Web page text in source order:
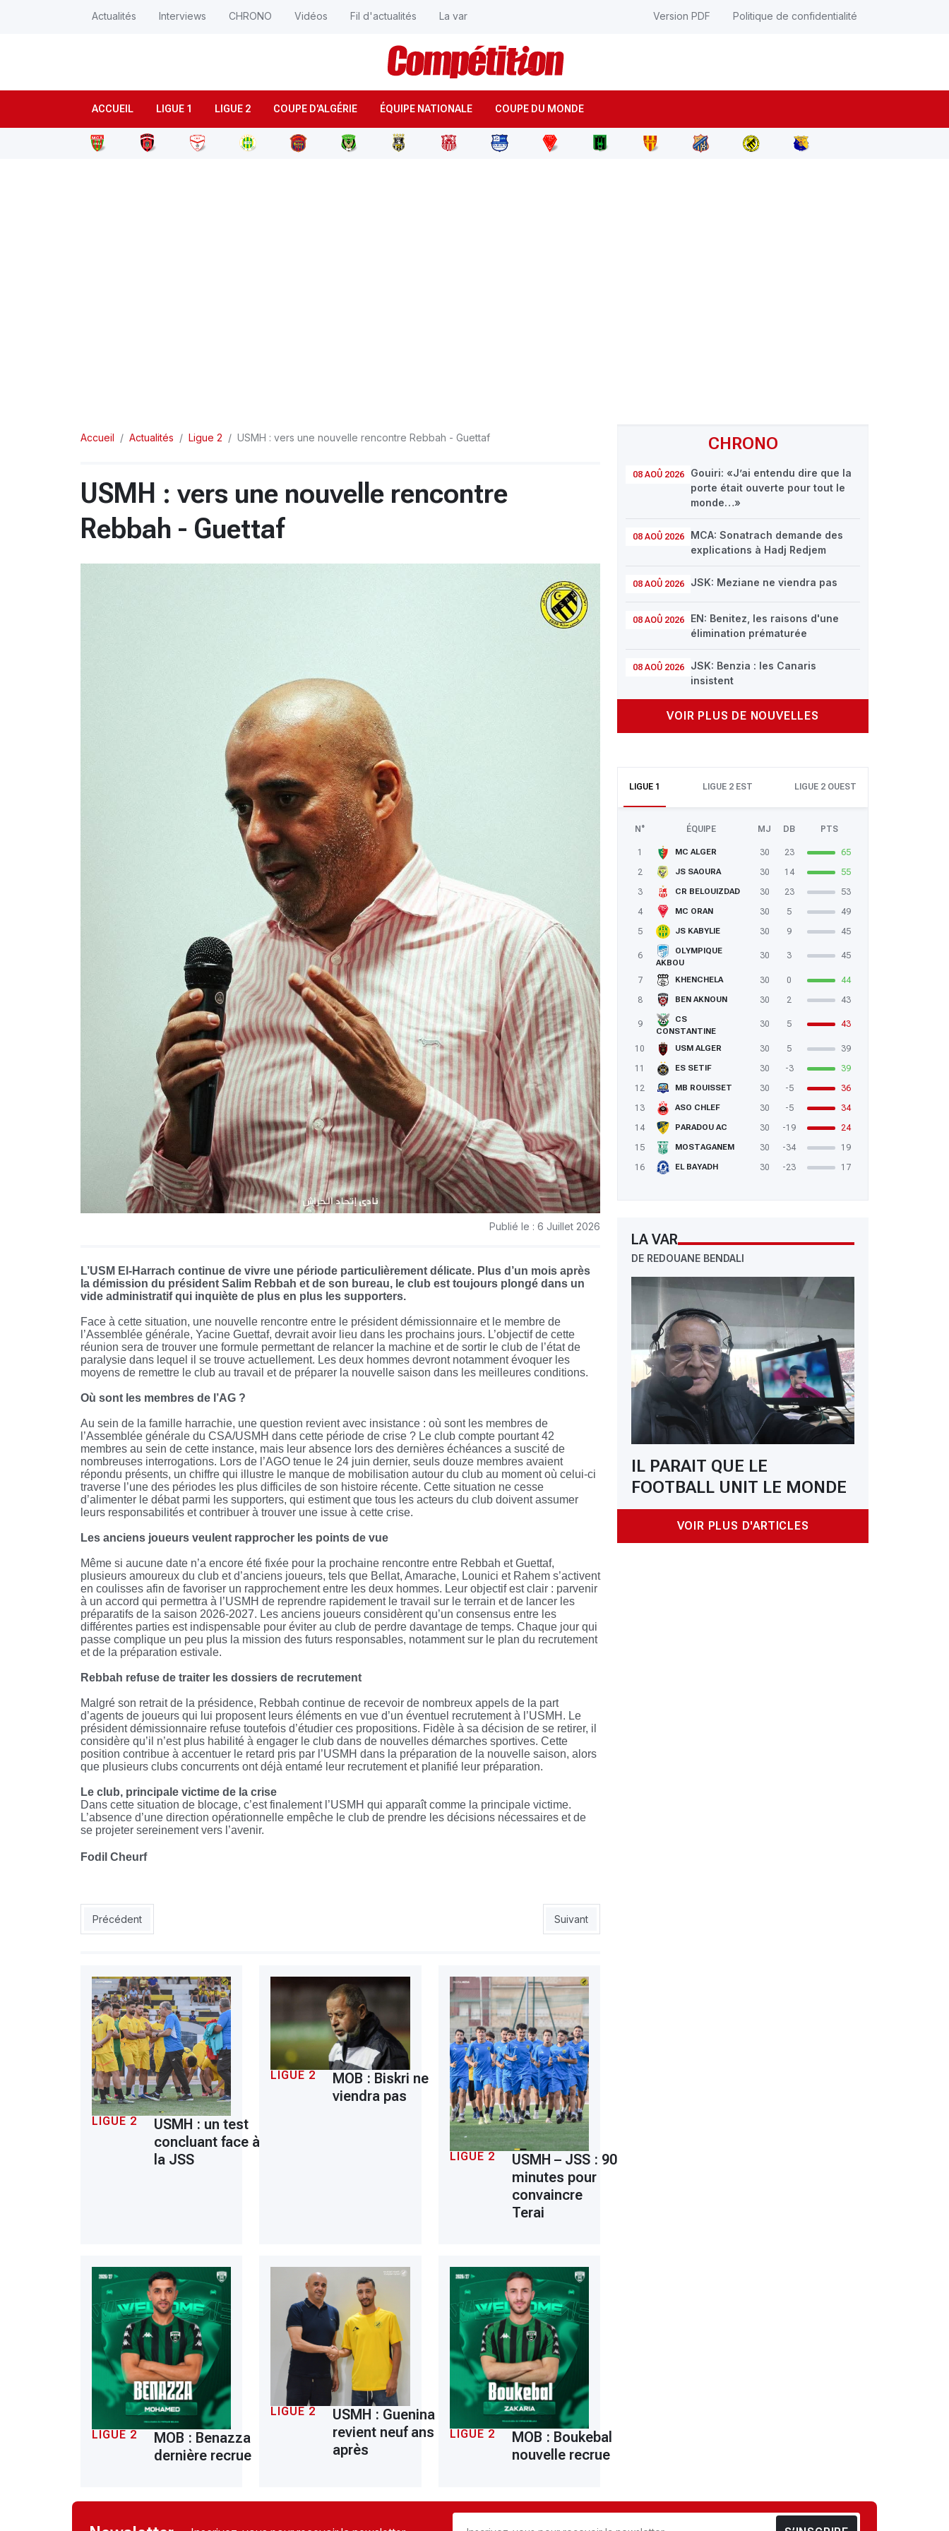
ACCUEIL LIGUE 1 LIGUE 2 COUPE D'ALGÉRIE ÉQUIPE NATIONALE COUPE DU MONDE
Actualités Interviews CHRONO Vidéos Fil d'actualités La var Version PDF Politique de confidentialité
CHRONO
08 AOÛ 2026
Gouiri: «J’ai entendu dire que la
porte était ouverte pour tout le
monde…»
08 AOÛ 2026
MCA: Sonatrach demande des
explications à Hadj Redjem
08 AOÛ 2026 JSK: Meziane ne viendra pas
08 AOÛ 2026
EN: Benitez, les raisons d'une
élimination prématurée
08 AOÛ 2026
JSK: Benzia : les Canaris
insistent
VOIR PLUS DE NOUVELLES
LIGUE 1 LIGUE 2 EST LIGUE 2 OUEST
N° ÉQUIPE MJ DB PTS
1 MC ALGER 30 23
65
2
JS SAOURA 30 14
55
3
CR BELOUIZDAD 30 23
53
4
MC ORAN 30 5
49
5
JS KABYLIE 30 9 45
6
OLYMPIQUE
AKBOU
30 3 45
7 KHENCHELA 30 0
44
8
BEN AKNOUN 30 2 43
9
CS
CONSTANTINE
30 5 43
10 USM ALGER 30 5
39
11
ES SETIF 30 -3
39
12
MB ROUISSET 30 -5
36
13
ASO CHLEF 30 -5
34
14
PARADOU AC 30 -19
24
15
MOSTAGANEM 30 -34
19
16
EL BAYADH 30 -23 17
LA VAR
DE REDOUANE BENDALI
IL PARAIT QUE LE
FOOTBALL UNIT LE MONDE
VOIR PLUS D'ARTICLES
Accueil Actualités Ligue 2 USMH : vers une nouvelle rencontre Rebbah - Guettaf
USMH : vers une nouvelle rencontre
Rebbah - Guettaf
Publié le : 6 Juillet 2026
L’USM El-Harrach continue de vivre une période particulièrement délicate. Plus d’un mois après
la démission du président Salim Rebbah et de son bureau, le club est toujours plongé dans un
vide administratif qui inquiète de plus en plus les supporters.
Face à cette situation, une nouvelle rencontre entre le président démissionnaire et le membre de
l’Assemblée générale, Yacine Guettaf, devrait avoir lieu dans les prochains jours. L’objectif de cette
réunion sera de trouver une formule permettant de relancer la machine et de sortir le club de l’état de
paralysie dans lequel il se trouve actuellement. Les deux hommes devront notamment évoquer les
moyens de remettre le club au travail et de préparer la nouvelle saison dans les meilleures conditions.
Où sont les membres de l’AG ?
Au sein de la famille harrachie, une question revient avec insistance : où sont les membres de
l’Assemblée générale du CSA/USMH dans cette période de crise ? Le club compte pourtant 42
membres au sein de cette instance, mais leur absence lors des dernières échéances a suscité de
nombreuses interrogations. Lors de l’AGO tenue le 24 juin dernier, seuls douze membres avaient
répondu présents, un chiffre qui illustre le manque de mobilisation autour du club au moment où celui-ci
traverse l’une des périodes les plus difficiles de son histoire récente. Cette situation ne cesse
d’alimenter le débat parmi les supporters, qui estiment que tous les acteurs du club doivent assumer
leurs responsabilités et contribuer à trouver une issue à cette crise.
Les anciens joueurs veulent rapprocher les points de vue
Même si aucune date n’a encore été fixée pour la prochaine rencontre entre Rebbah et Guettaf,
plusieurs amoureux du club et d’anciens joueurs, tels que Bellat, Amarache, Lounici et Rahem s’activent
en coulisses afin de favoriser un rapprochement entre les deux hommes. Leur objectif est clair : parvenir
à un accord qui permettra à l’USMH de reprendre rapidement le travail sur le terrain et de lancer les
préparatifs de la saison 2026-2027. Les anciens joueurs considèrent qu’un consensus entre les
différentes parties est indispensable pour éviter au club de perdre davantage de temps. Chaque jour qui
passe complique un peu plus la mission des futurs responsables, notamment sur le plan du recrutement
et de la préparation estivale.
Rebbah refuse de traiter les dossiers de recrutement
Malgré son retrait de la présidence, Rebbah continue de recevoir de nombreux appels de la part
d’agents de joueurs qui lui proposent leurs éléments en vue d’un éventuel recrutement à l’USMH. Le
président démissionnaire refuse toutefois d’étudier ces propositions. Fidèle à sa décision de se retirer, il
considère qu’il n’est plus habilité à engager le club dans de nouvelles démarches sportives. Cette
position contribue à accentuer le retard pris par l’USMH dans la préparation de la nouvelle saison, alors
que plusieurs clubs concurrents ont déjà entamé leur recrutement et planifié leur préparation.
Le club, principale victime de la crise
Dans cette situation de blocage, c’est finalement l’USMH qui apparaît comme la principale victime.
L’absence d’une direction opérationnelle empêche le club de prendre les décisions nécessaires et de
se projeter sereinement vers l’avenir.
Fodil Cheurf
Article précédent : MOB : la semaine de tous les espoirs
Précédent Article suivant : NAHD : Sahbane passe à l'offensive
Suivant
LIGUE 2
USMH : un test
concluant face à
la JSS
LIGUE 2
MOB : Biskri ne
viendra pas
LIGUE 2
USMH – JSS : 90
minutes pour
convaincre
Terai
LIGUE 2
MOB : Benazza
dernière recrue
LIGUE 2
USMH : Guenina
revient neuf ans
après
LIGUE 2
MOB : Boukebal
nouvelle recrue